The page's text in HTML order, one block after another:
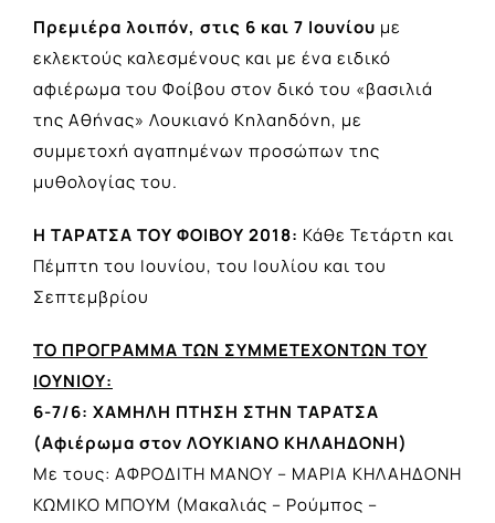
Πρεμιέρα λοιπόν, στις 6 και 7 Ιουνίου με
εκλεκτούς καλεσμένους και με ένα ειδικό
αφιέρωμα του Φοίβου στον δικό του «βασιλιά
της Αθήνας» Λουκιανό Κηλαηδόνη, με
συμμετοχή αγαπημένων προσώπων της
μυθολογίας του.
Η ΤΑΡΑΤΣΑ ΤΟΥ ΦΟΙΒΟΥ 2018: Κάθε Τετάρτη και
Πέμπτη του Ιουνίου, του Ιουλίου και του
Σεπτεμβρίου
ΤΟ ΠΡΟΓΡΑΜΜΑ ΤΩΝ ΣΥΜΜΕΤΕΧΟΝΤΩΝ ΤΟΥ
ΙΟΥΝΙΟΥ:
6-7/6: ΧΑΜΗΛΗ ΠΤΗΣΗ ΣΤΗΝ ΤΑΡΑΤΣΑ
(Αφιέρωμα στον ΛΟΥΚΙΑΝΟ ΚΗΛΑΗΔΟΝΗ)
Με τους: ΑΦΡΟΔΙΤΗ ΜΑΝΟΥ – ΜΑΡΙΑ ΚΗΛΑΗΔΟΝΗ
ΚΩΜΙΚΟ ΜΠΟΥΜ (Μακαλιάς – Ρούμπος –